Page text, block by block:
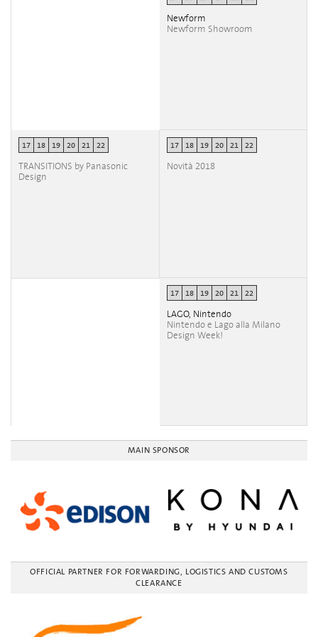
Newform
Newform Showroom
17 18 19 20 21 22
TRANSITIONS by Panasonic
Design
17 18 19 20 21 22
Novità 2018
17 18 19 20 21 22
LAGO, Nintendo
Nintendo e Lago alla Milano
Design Week!
MAIN SPONSOR
OFFICIAL PARTNER FOR FORWARDING, LOGISTICS AND CUSTOMS
CLEARANCE